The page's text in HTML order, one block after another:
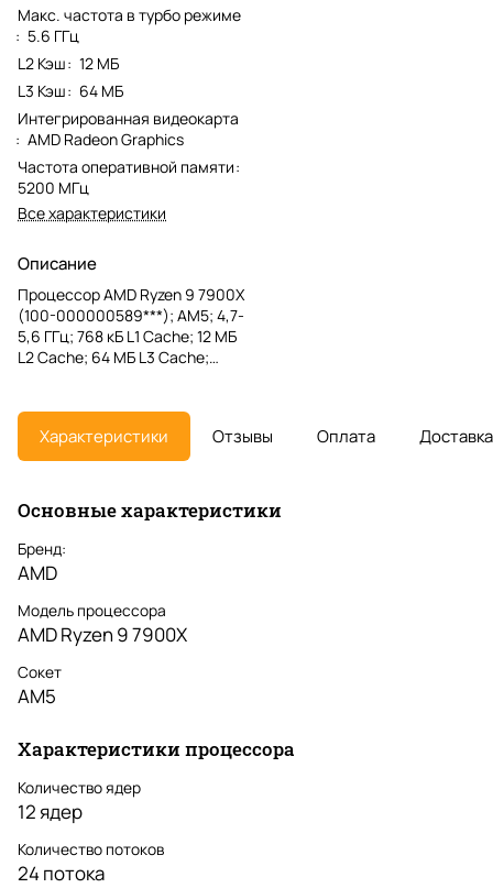
Макс. частота в турбо режиме
: 5.6 ГГц
L2 Кэш: 12 МБ
L3 Кэш: 64 МБ
Интегрированная видеокарта
: AMD Radeon Graphics
Частота оперативной памяти:
5200 МГц
Все характеристики
Описание
Процессор AMD Ryzen 9 7900X
(100-000000589***); AM5; 4,7-
5,6 ГГц; 768 кБ L1 Cache; 12 МБ
L2 Cache; 64 МБ L3 Cache;
Характеристики Отзывы Оплата Доставка
Основные характеристики
Бренд:
AMD
Модель процессора
AMD Ryzen 9 7900X
Сокет
AM5
Характеристики процессора
Количество ядер
12 ядер
Количество потоков
24 потока